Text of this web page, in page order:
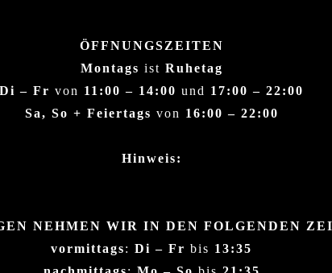
ÖFFNUNGSZEITEN
Montags ist Ruhetag
Di – Fr von 11:00 – 14:00 und 17:00 – 22:00
Sa, So + Feiertags von 16:00 – 22:00
Hinweis:
NEHMEN WIR IN DEN FOLGENDEN
vormittags: Di – Fr bis 13:35